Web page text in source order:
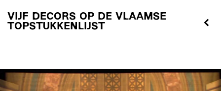
VIJF DECORS OP DE VLAAMSE
TOPSTUKKENLIJST
Overslaan